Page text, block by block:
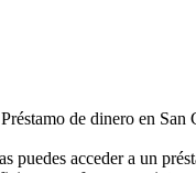
de dinero en San
puedes acceder a un